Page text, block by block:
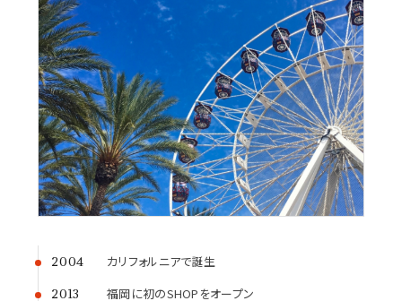
2004 カリフォルニアで誕生
2013 福岡に初のSHOPをオープン